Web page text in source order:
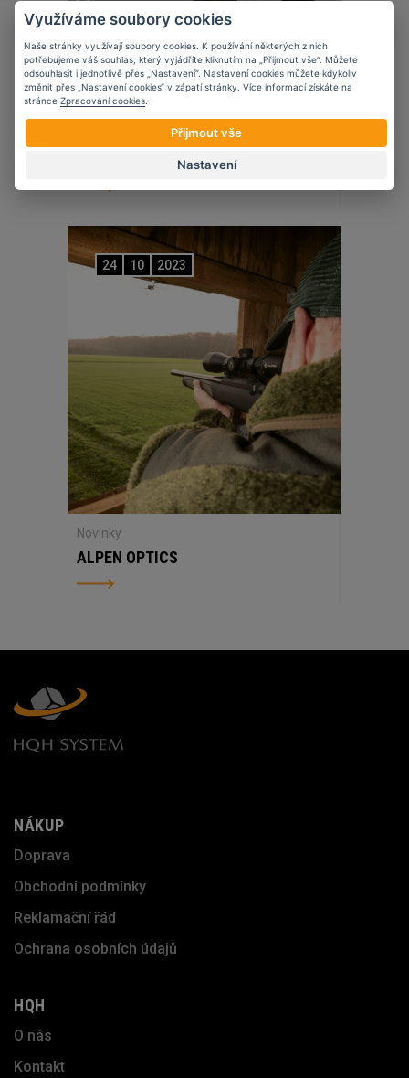
Edgar Sherman Design
24 10 2023
Novinky
ALPEN OPTICS
NÁKUP
Doprava
Obchodní podmínky
Reklamační řád
Ochrana osobních údajů
HQH
O nás
Kontakt
Využíváme soubory cookies
Naše stránky využívají soubory cookies. K používání některých z nich
potřebujeme váš souhlas, který vyjádříte kliknutím na „Přijmout vše“. Můžete
odsouhlasit i jednotlivě přes „Nastavení“. Nastavení cookies můžete kdykoliv
změnit přes „Nastavení cookies“ v zápatí stránky. Více informací získáte na
stránce Zpracování cookies
Přijmout vše
Nastavení